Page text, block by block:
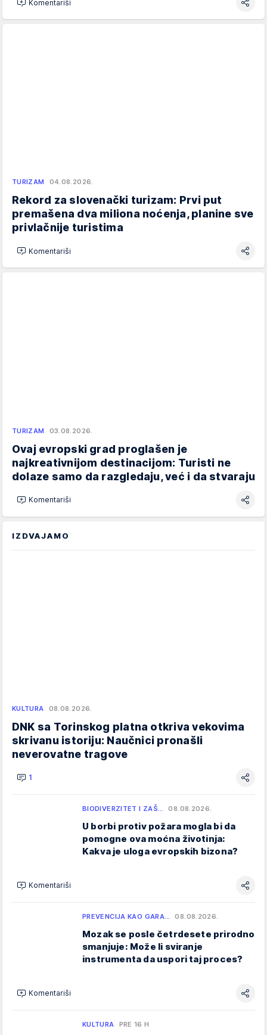
Komentariši
TURIZAM 04.08.2026.
Rekord za slovenački turizam: Prvi put
premašena dva miliona noćenja, planine sve
privlačnije turistima
Komentariši
TURIZAM 03.08.2026.
Ovaj evropski grad proglašen je
najkreativnijom destinacijom: Turisti ne
dolaze samo da razgledaju, već i da stvaraju
Komentariši
IZDVAJAMO
KULTURA 08.08.2026.
DNK sa Torinskog platna otkriva vekovima
skrivanu istoriju: Naučnici pronašli
neverovatne tragove
1
BIODIVERZITET I ZAŠ… 08.08.2026.
U borbi protiv požara mogla bi da
pomogne ova moćna životinja:
Kakva je uloga evropskih bizona?
Komentariši
PREVENCIJA KAO GARA… 08.08.2026.
Mozak se posle četrdesete prirodno
smanjuje: Može li sviranje
instrumenta da uspori taj proces?
Komentariši
KULTURA PRE 16 H